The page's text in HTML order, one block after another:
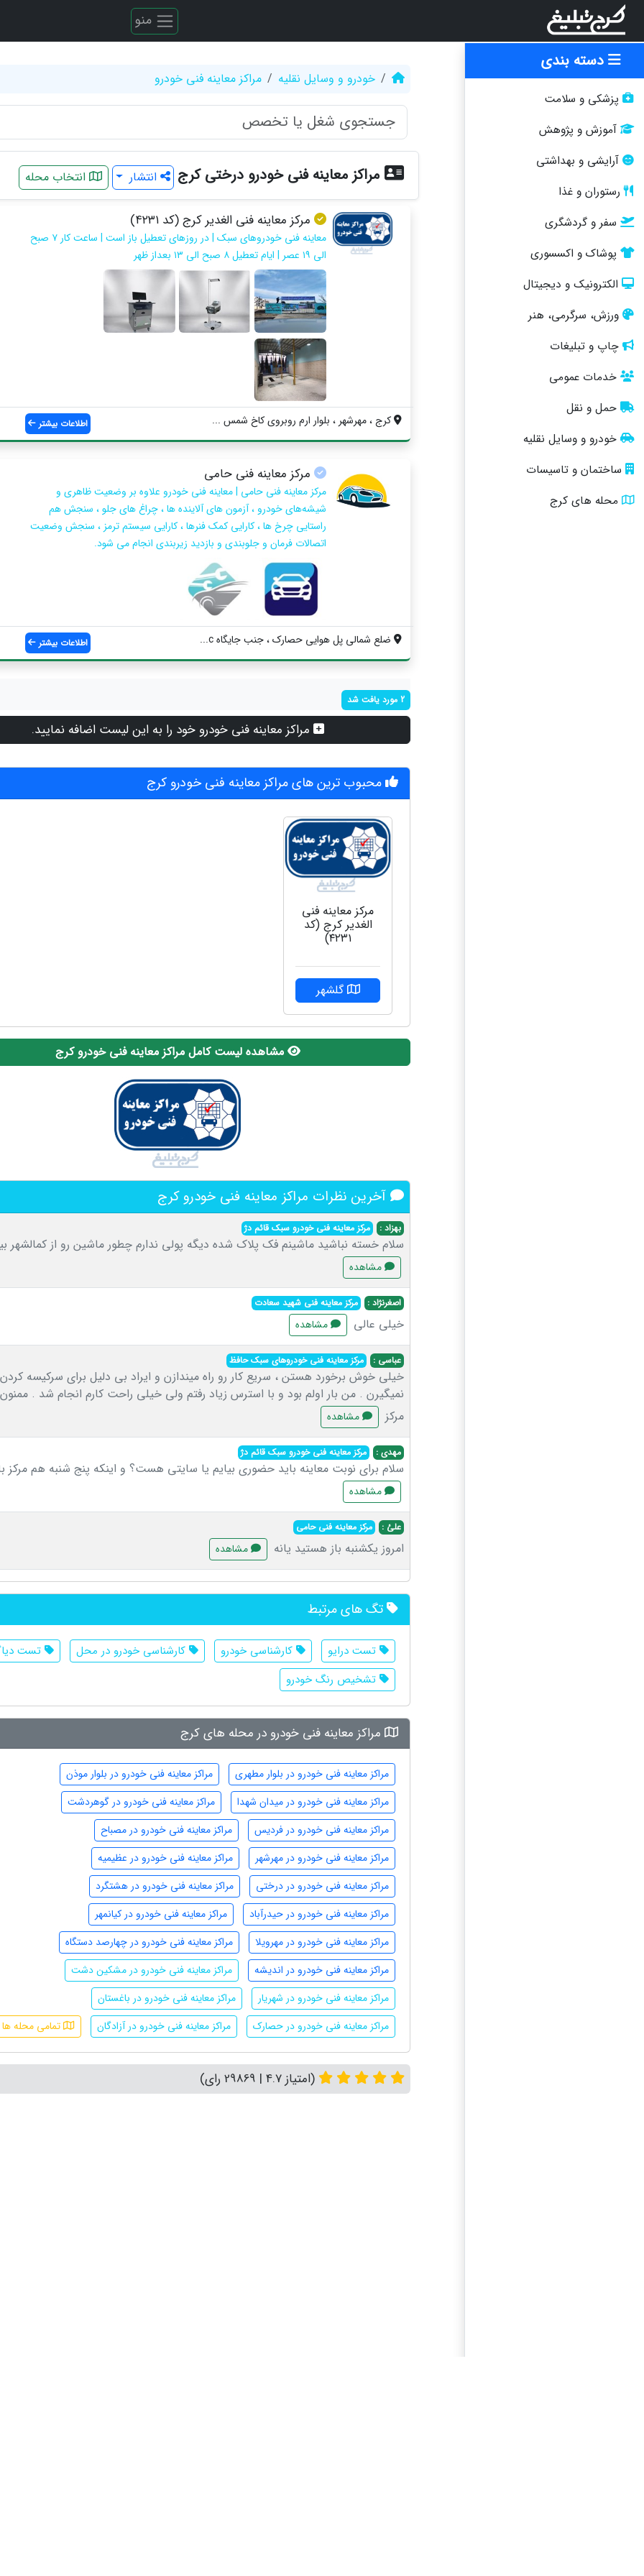
منو
دسته بندی
پزشکی و سلامت
آموزش و پژوهش
آرایشی و بهداشتی
رستوران و غذا
سفر و گردشگری
پوشاک و اکسسوری
الکترونیک و دیجیتال
ورزش، سرگرمی، هنر
چاپ و تبلیغات
خدمات عمومی
حمل و نقل
خودرو و وسایل نقلیه
ساختمان و تاسیسات
محله های کرج
خودرو و وسایل نقلیه مراکز معاینه فنی خودرو
مراکز معاینه فنی خودرو درختی کرج انتشار انتخاب محله
مرکز معاینه فنی الغدیر کرج (کد ۴۲۳۱)
معاینه فنی خودروهای سبک | در روزهای تعطیل باز است | ساعت کار ۷ صبح
الی ۱۹ عصر | ایام تعطیل ۸ صبح الی ۱۳ بعداز ظهر
کرج ، مهرشهر ، بلوار ارم روبروی کاخ شمس ... اطلاعات بیشتر
مرکز معاینه فنی حامی
مرکز معاینه فنی حامی | معاینه فنی خودرو علاوه بر وضعیت ظاهری و
شیشه‌های خودرو ، آزمون های آلاینده ها ، چراغ های جلو ، سنجش هم
راستایی چرخ ها ، کارایی کمک فنرها ، کارایی سیستم ترمز ، سنجش وضعیت
اتصالات فرمان و جلوبندی و بازدید زیربندی انجام می شود.
ضلع شمالی پل هوایی حصارک ، جنب جایگاه c... اطلاعات بیشتر
2 مورد یافت شد
مراکز معاینه فنی خودرو خود را به این لیست اضافه نمایید.
محبوب ترین های مراکز معاینه فنی خودرو کرج
مرکز معاینه فنی
الغدیر کرج (کد
۴۲۳۱)
گلشهر
مشاهده لیست کامل مراکز معاینه فنی خودرو کرج
آخرین نظرات مراکز معاینه فنی خودرو کرج
بهزاد : مرکز معاینه فنی خودرو سبک قائم دژ
سلام خسته نباشید ماشینم فک پلاک شده دیگه پولی ندارم چطور ماشین رو از کمالشهر
مشاهده
اصغرنژاد : مرکز معاینه فنی شهید سعادت
خیلی عالی مشاهده
عباسی : مرکز معاینه فنی خودروهای سبک حافظ
خیلی خوش برخورد هستن ، سریع کار رو راه میندازن و ایراد بی دلیل برای سرکیسه
نمیگیرن . من بار اولم بود و با استرس زیاد رفتم ولی خیلی راحت کارم انجام شد .
مرکز
مشاهده
مهدی : مرکز معاینه فنی خودرو سبک قائم دژ
سلام برای نوبت معاینه باید حضوری بیایم یا سایتی هست؟ و اینکه پنج شنبه هم
مشاهده
علئ : مرکز معاینه فنی حامی
امروز یکشنبه باز هستید یانه مشاهده
تگ های مرتبط
تست درایو کارشناسی خودرو کارشناسی خودرو در محل
تست
تشخیص رنگ خودرو
مراکز معاینه فنی خودرو در محله های کرج
مراکز معاینه فنی خودرو در بلوار مطهری
مراکز معاینه فنی خودرو در بلوار موذن
مراکز معاینه فنی خودرو در میدان شهدا
مراکز معاینه فنی خودرو در گوهردشت
مراکز معاینه فنی خودرو در فردیس
مراکز معاینه فنی خودرو در مصباح
مراکز معاینه فنی خودرو در مهرشهر
مراکز معاینه فنی خودرو در عظیمیه
مراکز معاینه فنی خودرو در درختی
مراکز معاینه فنی خودرو در هشتگرد
مراکز معاینه فنی خودرو در حیدرآباد
مراکز معاینه فنی خودرو در کیانمهر
مراکز معاینه فنی خودرو در مهرویلا
مراکز معاینه فنی خودرو در چهارصد دستگاه
مراکز معاینه فنی خودرو در اندیشه
مراکز معاینه فنی خودرو در مشکین دشت
مراکز معاینه فنی خودرو در شهریار
مراکز معاینه فنی خودرو در باغستان
مراکز معاینه فنی خودرو در حصارک
مراکز معاینه فنی خودرو در آزادگان تمامی محله ها
(امتیاز 4.7 | 29869 رای)